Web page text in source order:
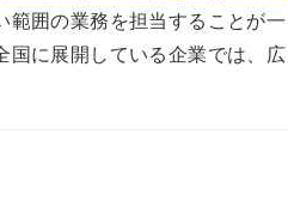
範囲の業務を担当することが一
国に展開している企業では、広